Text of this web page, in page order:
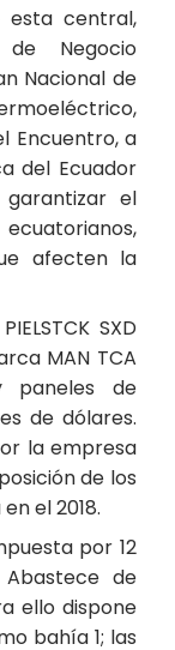
esta central,
Negocio
Nacional de
Encuentro, a
del Ecuador
garantizar el
afecten la
SXD
MAN TCA
paneles de
de dólares.
la empresa
de los
el 2018.
por 12
de
ello dispone
bahía 1; las